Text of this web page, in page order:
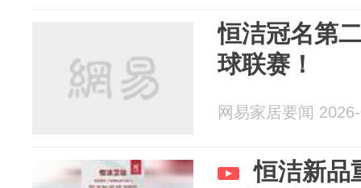
恒洁冠名第
球联赛！
网易家居要闻
恒洁新品